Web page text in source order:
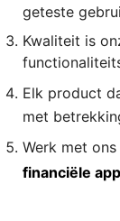
geteste
Kwaliteit is
Elk product
met
Werk met
financiële